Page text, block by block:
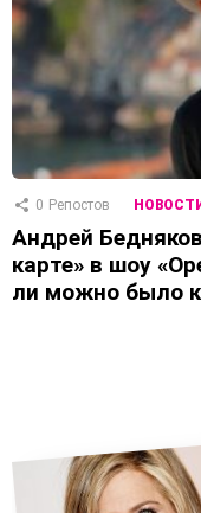
0 Репостов
Андрей
карте» в шоу
ли можно было